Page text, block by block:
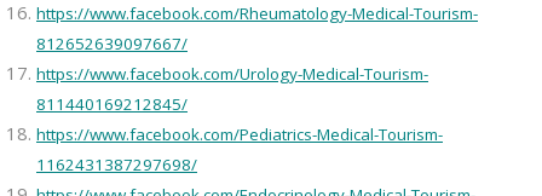
https://www.facebook.com/Rheumatology-Medical-Tourism-
812652639097667/
https://www.facebook.com/Urology-Medical-Tourism-
811440169212845/
https://www.facebook.com/Pediatrics-Medical-Tourism-
1162431387297698/